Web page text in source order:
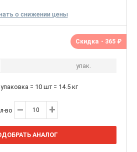
о снижении цены
Скидка - 365 ₽
упак.
= 10 шт = 14.5 кг
во
АНАЛОГ